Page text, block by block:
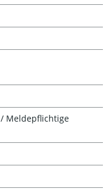
Meldepflichtige